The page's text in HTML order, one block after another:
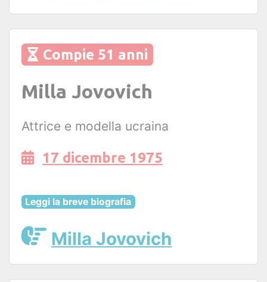
Compie 51 anni
Milla Jovovich
Attrice e modella ucraina
17 dicembre 1975
Leggi la breve biografia
Milla Jovovich